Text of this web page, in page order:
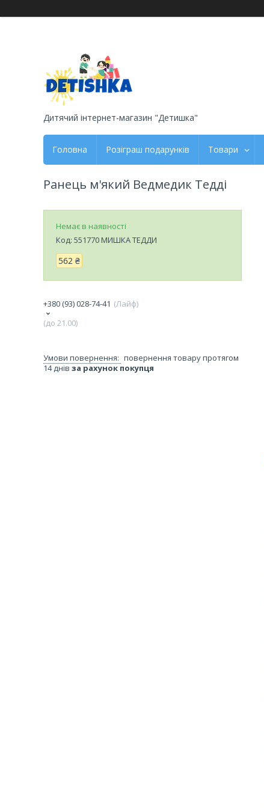
Дитячий інтернет-магазин "Детишка"
Головна Розіграш подарунків Товари
Ранець м'який Ведмедик Тедді
Немає в наявності
Код: 551770 МИШКА ТЕДДИ
562 ₴
+380 (93) 028-74-41
Лайф
(до 21.00)
повернення товару протягом
14 днів за рахунок покупця